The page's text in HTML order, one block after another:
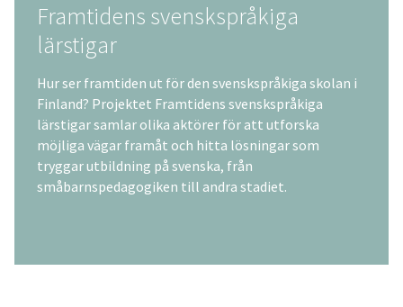
Framtidens svenskspråkiga
lärstigar
Hur ser framtiden ut för den svenskspråkiga skolan i
Finland? Projektet Framtidens svenskspråkiga
lärstigar samlar olika aktörer för att utforska
möjliga vägar framåt och hitta lösningar som
tryggar utbildning på svenska, från
småbarnspedagogiken till andra stadiet.